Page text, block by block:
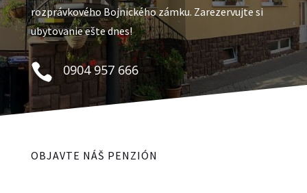
rozprávkového Bojnického zámku. Zarezervujte si
ubytovanie ešte dnes!
 0904 957 666
OBJAVTE NÁŠ PENZIÓN